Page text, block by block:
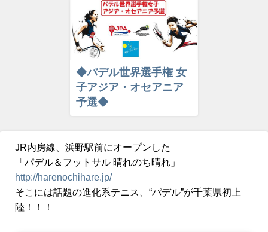
◆パデル世界選手権 女
子アジア・オセアニア
予選◆
JR内房線、浜野駅前にオープンした
「パデル＆フットサル 晴れのち晴れ」
http://harenochihare.jp/
そこには話題の進化系テニス、“パデル”が千葉県初上
陸！！！